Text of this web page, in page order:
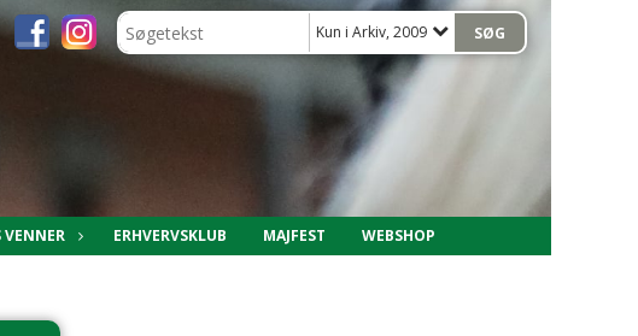
Kun i Arkiv, 2009
VENNER ERHVERVSKLUB MAJFEST WEBSHOP